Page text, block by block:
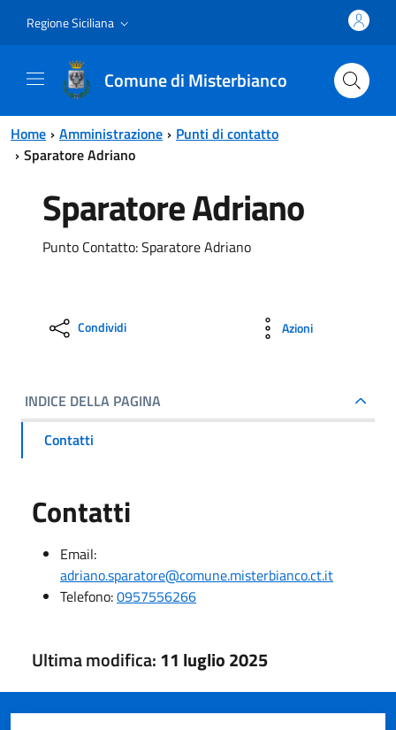
Regione Siciliana
Comune di Misterbianco
Home Amministrazione
Punti di contatto
Sparatore Adriano
Sparatore Adriano
Punto Contatto: Sparatore Adriano
Condividi Azioni
INDICE DELLA PAGINA
Contatti
Contatti
Email:
adriano.sparatore@comune.misterbianco.ct.it
Telefono:0957556266
Ultima modifica:11 luglio 2025